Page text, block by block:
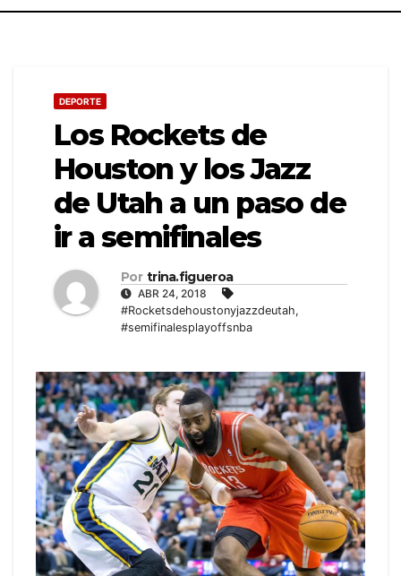
DEPORTE
Los Rockets de
Houston y los Jazz
de Utah a un paso de
ir a semifinales
Por trina.figueroa
ABR 24, 2018
#Rocketsdehoustonyjazzdeutah,
#semifinalesplayoffsnba